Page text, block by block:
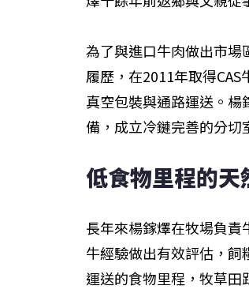
為了與進口牛肉做出市場
履歷，在2011年取得
真空包裝與通路運送。
備，成立冷鏈完善的分切
低食物里程的天
長年來楊鎵燡在牧場負
牛經驗做出有效評估，
運送的食物里程，牧草田